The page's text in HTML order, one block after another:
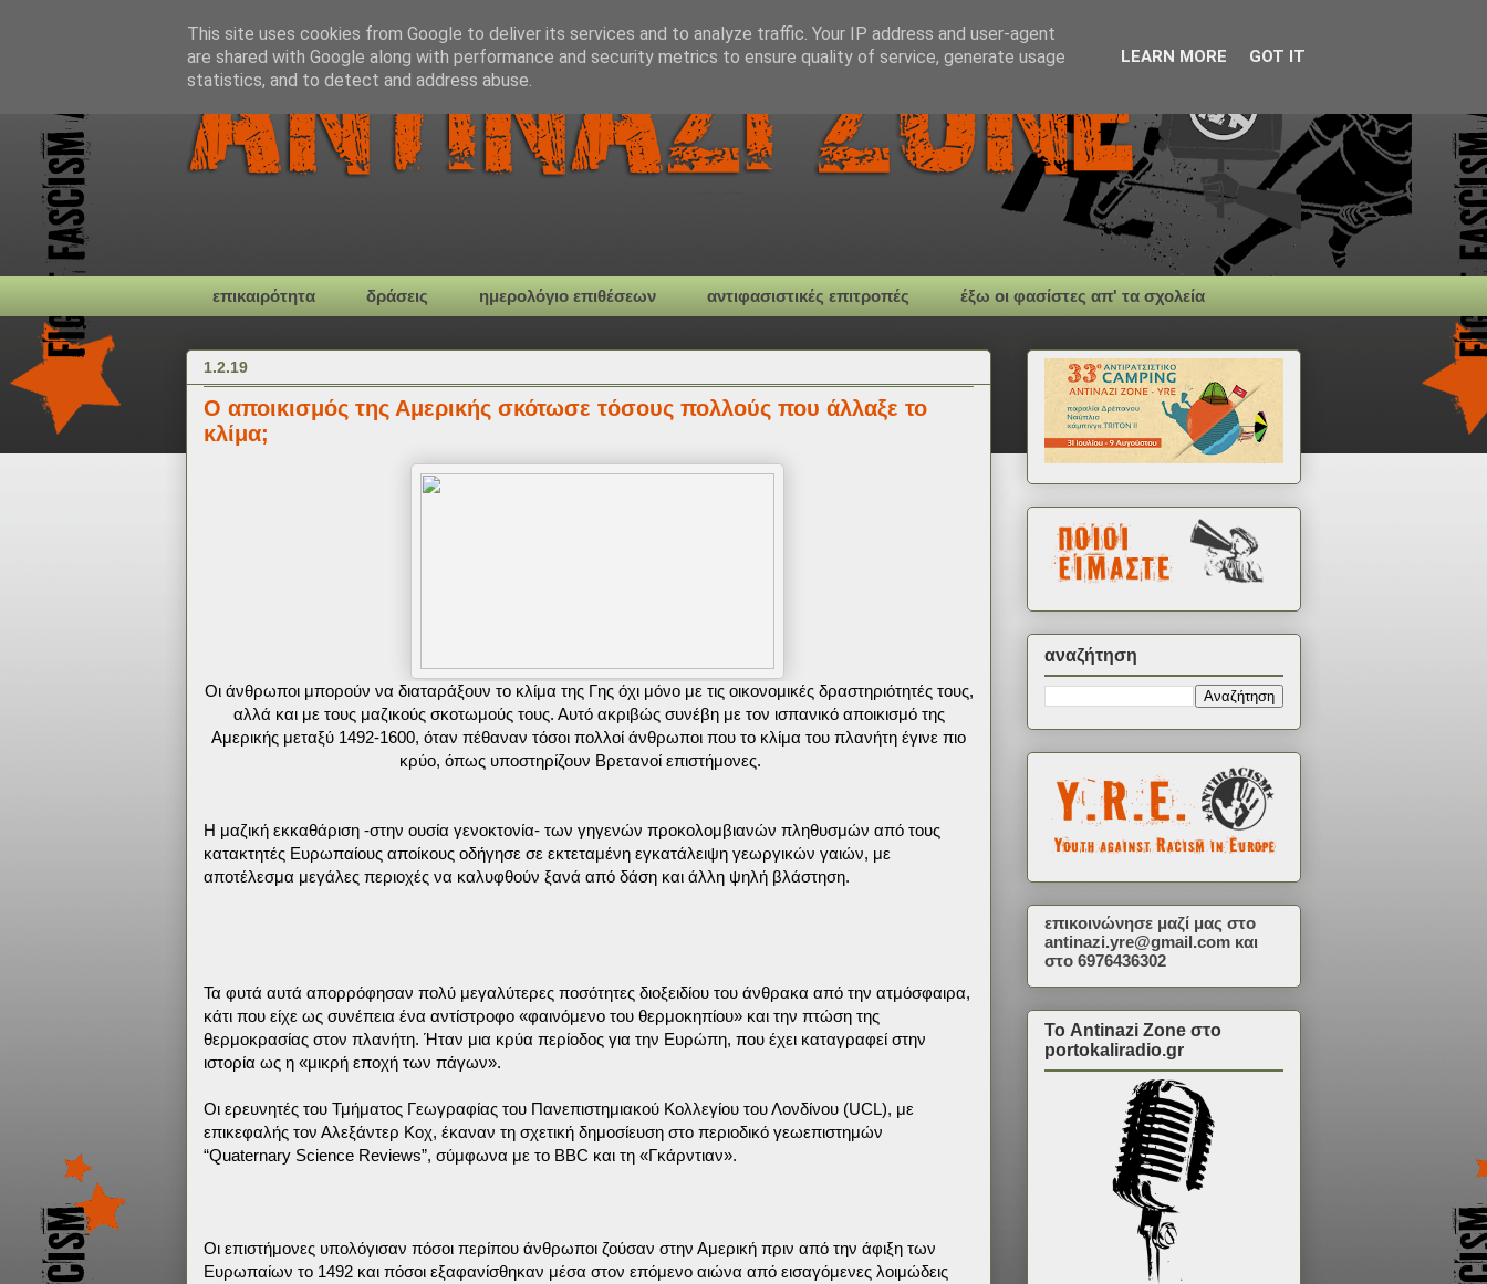
επικαιρότητα δράσεις ημερολόγιο επιθέσεων αντιφασιστικές επιτροπές έξω οι φασίστες απ' τα σχολεία
1.2.19
Ο αποικισμός της Αμερικής σκότωσε τόσους πολλούς που άλλαξε το
κλίμα;
Οι άνθρωποι μπορούν να διαταράξουν το κλίμα της Γης όχι μόνο με τις οικονομικές δραστηριότητές τους,
αλλά και με τους μαζικούς σκοτωμούς τους. Αυτό ακριβώς συνέβη με τον ισπανικό αποικισμό της
Αμερικής μεταξύ 1492-1600, όταν πέθαναν τόσοι πολλοί άνθρωποι που το κλίμα του πλανήτη έγινε πιο
κρύο, όπως υποστηρίζουν Βρετανοί επιστήμονες.
Η μαζική εκκαθάριση -στην ουσία γενοκτονία- των γηγενών προκολομβιανών πληθυσμών από τους
κατακτητές Ευρωπαίους αποίκους οδήγησε σε εκτεταμένη εγκατάλειψη γεωργικών γαιών, με
αποτέλεσμα μεγάλες περιοχές να καλυφθούν ξανά από δάση και άλλη ψηλή βλάστηση.
Τα φυτά αυτά απορρόφησαν πολύ μεγαλύτερες ποσότητες διοξειδίου του άνθρακα από την ατμόσφαιρα,
κάτι που είχε ως συνέπεια ένα αντίστροφο «φαινόμενο του θερμοκηπίου» και την πτώση της
θερμοκρασίας στον πλανήτη. Ήταν μια κρύα περίοδος για την Ευρώπη, που έχει καταγραφεί στην
ιστορία ως η «μικρή εποχή των πάγων».
Οι ερευνητές του Τμήματος Γεωγραφίας του Πανεπιστημιακού Κολλεγίου του Λονδίνου (UCL), με
επικεφαλής τον Αλεξάντερ Κοχ, έκαναν τη σχετική δημοσίευση στο περιοδικό γεωεπιστημών
“Quaternary Science Reviews”, σύμφωνα με το BBC και τη «Γκάρντιαν».
Οι επιστήμονες υπολόγισαν πόσοι περίπου άνθρωποι ζούσαν στην Αμερική πριν από την άφιξη των
Ευρωπαίων το 1492 και πόσοι εξαφανίσθηκαν μέσα στον επόμενο αιώνα από εισαγόμενες λοιμώδεις
αναζήτηση
επικοινώνησε μαζί μας στο
antinazi.yre@gmail.com και
στο 6976436302
Το Antinazi Zone στο
portokaliradio.gr
This site uses cookies from Google to deliver its services and to analyze traffic. Your IP address and user-agent
are shared with Google along with performance and security metrics to ensure quality of service, generate usage
statistics, and to detect and address abuse.
LEARN MORE GOT IT